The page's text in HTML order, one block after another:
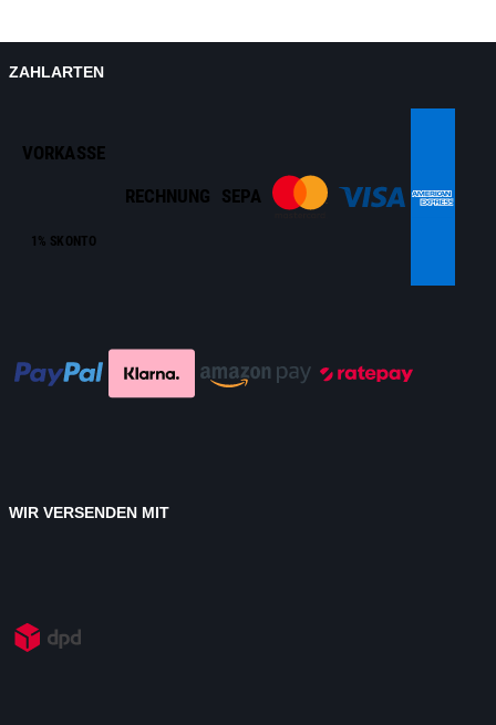
ZAHLARTEN
VORKASSE
1% SKONTO
RECHNUNG SEPA
WIR VERSENDEN MIT